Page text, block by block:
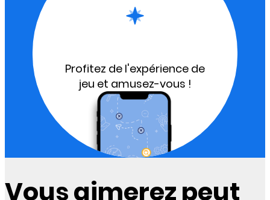
Profitez de l'expérience de
jeu et amusez-vous !
Vous aimerez peut